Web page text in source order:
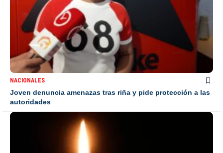
NACIONALES
Joven denuncia amenazas tras riña y pide protección a las
autoridades